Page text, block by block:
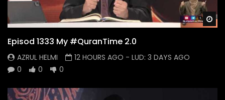
Episod 1333 My #QuranTime 2.0
AZRUL HELMI 12 HOURS AGO - LUD: 3 DAYS AGO
0
0 0